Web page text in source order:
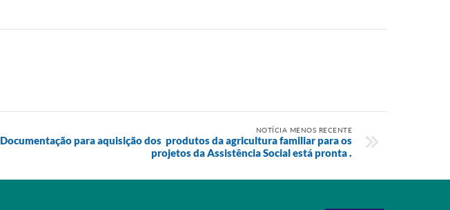
NOTÍCIA MENOS RECENTE
Documentação para aquisição dos produtos da agricultura familiar para os
projetos da Assistência Social está pronta .